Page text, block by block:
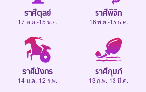
ราศีตุลย์
17 ต.ค.-15 พ.ย.
ราศีพิจิก
16 พ.ย.-15 ธ.ค.
ราศีมังกร
14 ม.ค.-12 ก.พ.
ราศีกุมภ์
13 ก.พ.-13 มี.ค.